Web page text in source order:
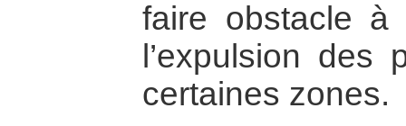
faire obstacle
l’expulsion des
certaines zones.